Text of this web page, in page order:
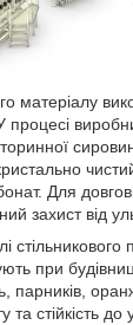
матеріалу
Для
захист від
стільникового
при
парників,
та стійкість